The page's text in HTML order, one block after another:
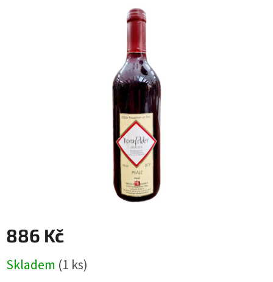
886 Kč
cena:
Skladem (1 ks)